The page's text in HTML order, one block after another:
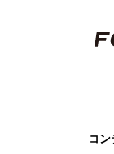
コ